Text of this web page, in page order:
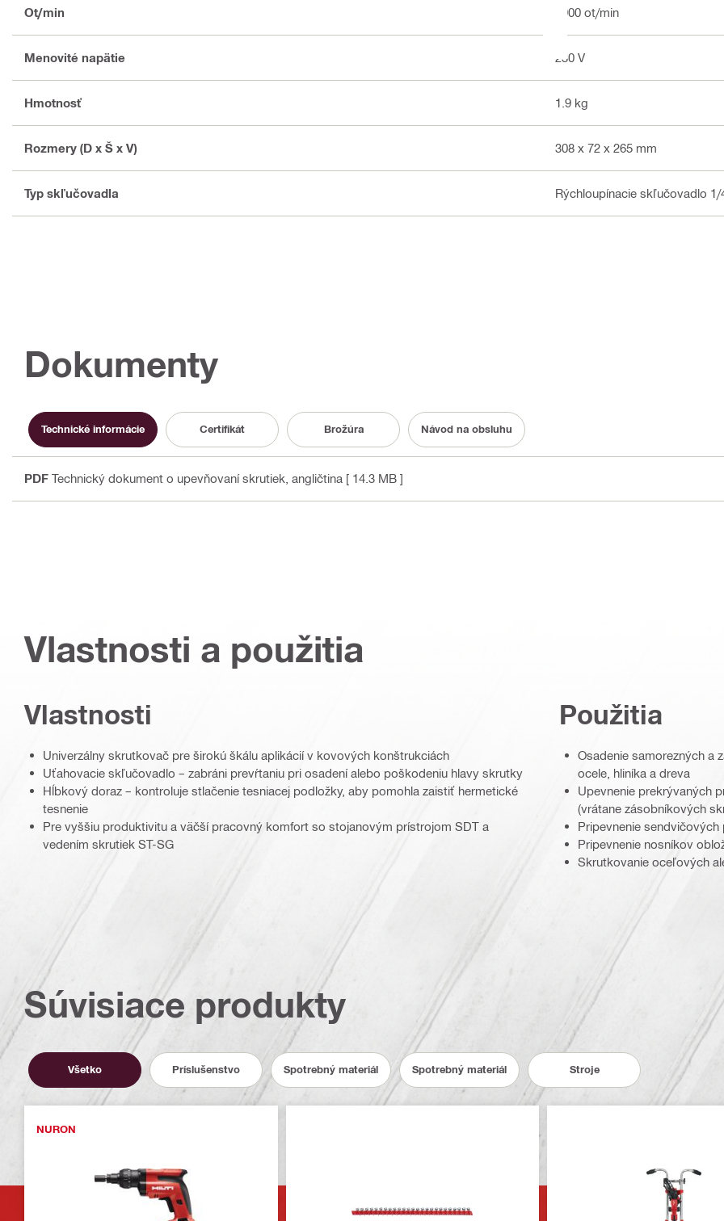
Ot/min 1900 ot/min
Menovité napätie 230 V
Hmotnosť 1.9 kg
Rozmery (D x Š x V) 308 x 72 x 265 mm
Typ skľučovadla Rýchloupínacie skľučovadlo 1/
Dokumenty
Technické informácie Certifikát Brožúra Návod na obsluhu
PDF Technický dokument o upevňovaní skrutiek , angličtina [ 14.3 MB ]
Vlastnosti a použitia
Vlastnosti
Univerzálny skrutkovač pre širokú škálu aplikácií v kovových konštrukciách
Uťahovacie skľučovadlo – zabráni prevŕtaniu pri osadení alebo poškodeniu hlavy skrutky
Hĺbkový doraz – kontroluje stlačenie tesniacej podložky, aby pomohla zaistiť hermetické
tesnenie
Pre vyššiu produktivitu a väčší pracovný komfort so stojanovým prístrojom SDT a
vedením skrutiek ST-SG
Použitia
Osadenie samorezných a
ocele, hliníka a dreva
Upevnenie prekrývaných
(vrátane zásobníkových
Pripevnenie sendvičových
Pripevnenie nosníkov
Skrutkovanie oceľových
Súvisiace produkty
Všetko Príslušenstvo Spotrebný materiál Spotrebný materiál Stroje
NURON